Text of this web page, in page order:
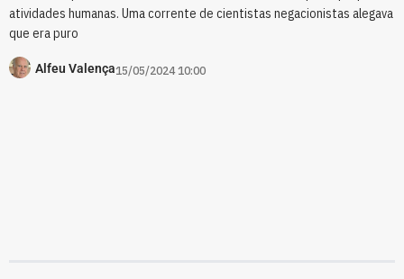
atividades humanas. Uma corrente de cientistas negacionistas alegava
que era puro
Alfeu Valença15/05/2024 10:00